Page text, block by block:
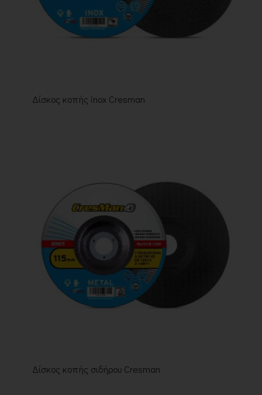
Δίσκος κοπής inox Cresman
Δίσκος κοπής σιδήρου Cresman